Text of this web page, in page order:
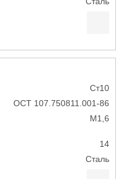
Ст10
ОСТ 107.750811.001-86
М1,6
14
Сталь